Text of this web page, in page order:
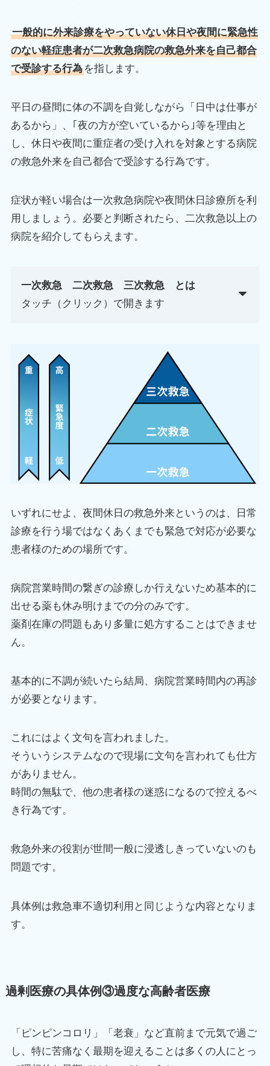
一般的に外来診療をやっていない休日や夜間に緊急性
のない軽症患者が二次救急病院の救急外来を自己都合
で受診する行為を指します。
平日の昼間に体の不調を自覚しながら「日中は仕事が
あるから」、｢夜の方が空いているから｣等を理由と
し、休日や夜間に重症者の受け入れを対象とする病院
の救急外来を自己都合で受診する行為です。
症状が軽い場合は一次救急病院や夜間休日診療所を利
用しましょう。必要と判断されたら、二次救急以上の
病院を紹介してもらえます。
一次救急 二次救急 三次救急 とは
タッチ（クリック）で開きます
いずれにせよ、夜間休日の救急外来というのは、日常
診療を行う場ではなくあくまでも緊急で対応が必要な
患者様のための場所です。
病院営業時間の繋ぎの診療しか行えないため基本的に
出せる薬も休み明けまでの分のみです。
薬剤在庫の問題もあり多量に処方することはできませ
ん。
基本的に不調が続いたら結局、病院営業時間内の再診
が必要となります。
これにはよく文句を言われました。
そういうシステムなので現場に文句を言われても仕方
がありません。
時間の無駄で、他の患者様の迷惑になるので控えるべ
き行為です。
救急外来の役割が世間一般に浸透しきっていないのも
問題です。
具体例は救急車不適切利用と同じような内容となりま
す。
過剰医療の具体例③過度な高齢者医療
「ピンピンコロリ」「老衰」など直前まで元気で過ご
し、特に苦痛なく最期を迎えることは多くの人にとっ